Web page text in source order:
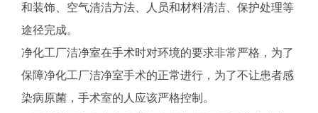
和装饰、空气清洁方法、人员和材料清洁、保护处理等
途径完成。
净化工厂洁净室在手术时对环境的要求非常严格，为了
保障净化工厂洁净室手术的正常进行，为了不让患者感
染病原菌，手术室的人应该严格控制。